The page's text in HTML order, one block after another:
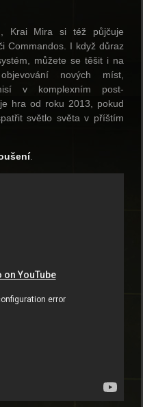
Krai Mira si též půjčuje
Commandos. I když důraz
můžete se těšit i na
nových míst,
v komplexním post-
hra od roku 2013, pokud
světlo světa v příštím
.